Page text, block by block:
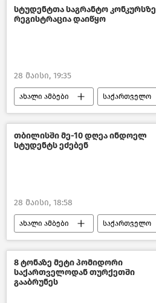
გარემოს ეროვნული სააგენტო
სტუდენტთა საგრანტო კონკურსზე
რეგისტრაცია დაიწყო
28 მაისი, 19:35
ახალი ამბები საქართველო
განათლება საქართველოში
საზოგადოება
თბილისში მე-10 დღეა ინდოელ
სტუდენტს ეძებენ
28 მაისი, 18:58
ახალი ამბები საქართველო
შემთხვევები საქართველოში
შემთხვევები ინდოეთი
თბილისი დღეს
8 ტონაზე მეტი პომიდორი
საქართველოდან თურქეთში
გააბრუნეს